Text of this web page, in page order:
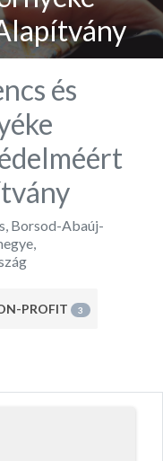
és
, Borsod-Abaúj-
,
PROFIT 3